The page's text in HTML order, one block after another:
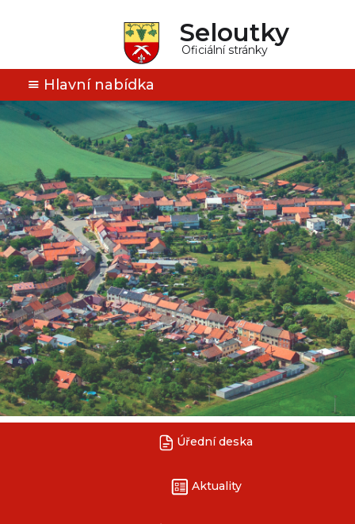
Seloutky
Oficiální stránky
Hlavní nabídka
Úřední deska
Aktuality